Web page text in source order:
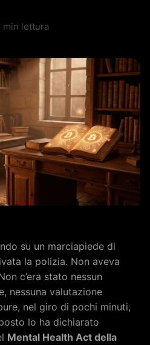
min lettura
su un marciapiede di
la polizia. Non aveva
c’era stato nessun
nessuna valutazione
nel giro di pochi minuti,
lo ha dichiarato
Mental Health Act della